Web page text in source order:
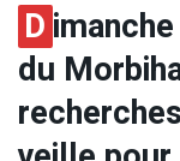
D
du